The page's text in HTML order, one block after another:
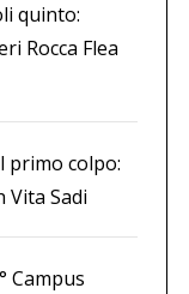
quinto:
Rocca Flea
primo colpo:
Vita Sadi
Campus